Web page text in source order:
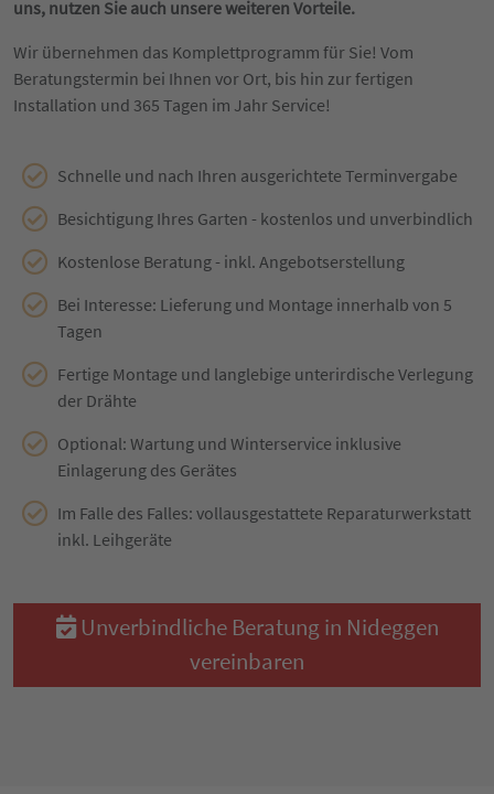
uns, nutzen Sie auch unsere weiteren Vorteile.
Wir übernehmen das Komplettprogramm für Sie! Vom
Beratungstermin bei Ihnen vor Ort, bis hin zur fertigen
Installation und 365 Tagen im Jahr Service!
Schnelle und nach Ihren ausgerichtete Terminvergabe
Besichtigung Ihres Garten - kostenlos und unverbindlich
Kostenlose Beratung - inkl. Angebotserstellung
Bei Interesse: Lieferung und Montage innerhalb von 5
Tagen
Fertige Montage und langlebige unterirdische Verlegung
der Drähte
Optional: Wartung und Winterservice inklusive
Einlagerung des Gerätes
Im Falle des Falles: vollausgestattete Reparaturwerkstatt
inkl. Leihgeräte
Unverbindliche Beratung in Nideggen
vereinbaren